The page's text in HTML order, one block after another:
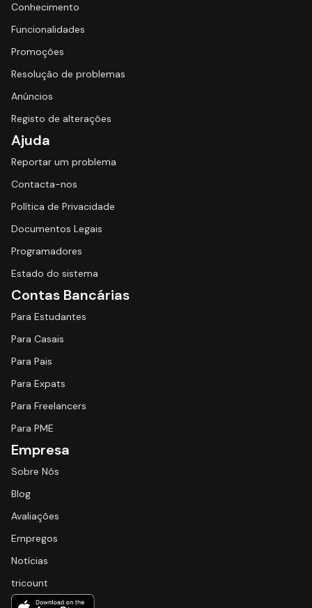
Conhecimento
Funcionalidades
Promoções
Resolução de problemas
Anúncios
Registo de alterações
Ajuda
Reportar um problema
Contacta-nos
Política de Privacidade
Documentos Legais
Programadores
Estado do sistema
Contas Bancárias
Para Estudantes
Para Casais
Para Pais
Para Expats
Para Freelancers
Para PME
Empresa
Sobre Nós
Blog
Avaliações
Empregos
Notícias
tricount